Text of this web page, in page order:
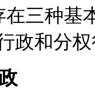
在三种基
政和分